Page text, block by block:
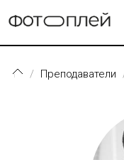
Преподаватели